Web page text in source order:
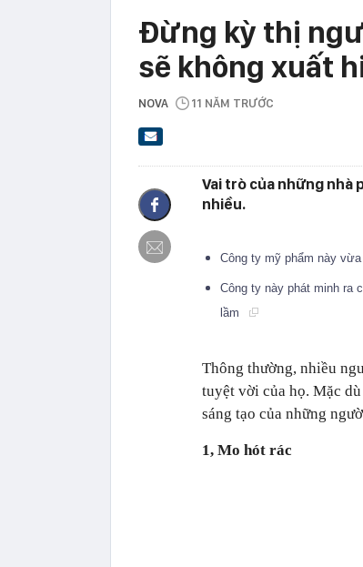
Đừng kỳ thị
sẽ không xuất
NOVA 11 NĂM TRƯỚC
Vai trò của những nhà
nhiều.
Công ty mỹ phẩm này
Công ty này phát minh ra
lầm
Thông thường, nhiều
tuyệt vời của họ. Mặc
sáng tạo của những
1, Mo hót rác